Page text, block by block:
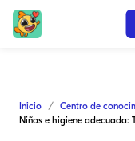
Inicio Centro de